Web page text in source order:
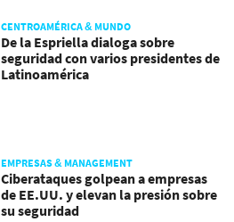
CENTROAMÉRICA & MUNDO
De la Espriella dialoga sobre
seguridad con varios presidentes de
Latinoamérica
EMPRESAS & MANAGEMENT
Ciberataques golpean a empresas
de EE.UU. y elevan la presión sobre
su seguridad